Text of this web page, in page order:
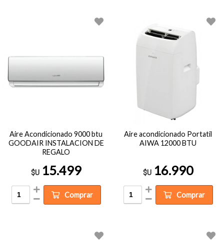
Aire Acondicionado 9000 btu
GOODAIR INSTALACION DE
REGALO
$U 15.499
Comprar
Aire acondicionado Portatil
AIWA 12000 BTU
$U 16.990
Comprar